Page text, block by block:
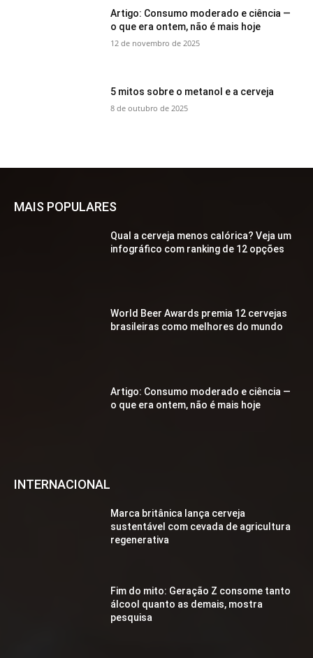
Artigo: Consumo moderado e ciência —
o que era ontem, não é mais hoje
12 de novembro de 2025
5 mitos sobre o metanol e a cerveja
8 de outubro de 2025
MAIS POPULARES
Qual a cerveja menos calórica? Veja um
infográfico com ranking de 12 opções
World Beer Awards premia 12 cervejas
brasileiras como melhores do mundo
Artigo: Consumo moderado e ciência —
o que era ontem, não é mais hoje
INTERNACIONAL
Marca britânica lança cerveja
sustentável com cevada de agricultura
regenerativa
Fim do mito: Geração Z consome tanto
álcool quanto as demais, mostra
pesquisa